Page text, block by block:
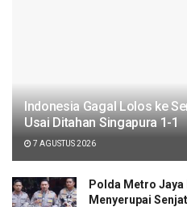
Indonesia Gagal Lolos ke
Usai Ditahan Singapura 1-1
7 AGUSTUS 2026
Polda Metro Jaya
Menyerupai